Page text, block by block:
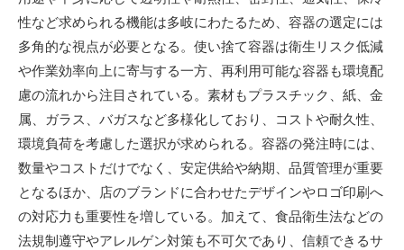
性など求められる機能は多岐にわたるため、容器の選定には
多角的な視点が必要となる。使い捨て容器は衛生リスク低減
や作業効率向上に寄与する一方、再利用可能な容器も環境配
慮の流れから注目されている。素材もプラスチック、紙、金
属、ガラス、バガスなど多様化しており、コストや耐久性、
環境負荷を考慮した選択が求められる。容器の発注時には、
数量やコストだけでなく、安定供給や納期、品質管理が重要
となるほか、店のブランドに合わせたデザインやロゴ印刷へ
の対応力も重要性を増している。加えて、食品衛生法などの
法規制遵守やアレルゲン対策も不可欠であり、信頼できるサ